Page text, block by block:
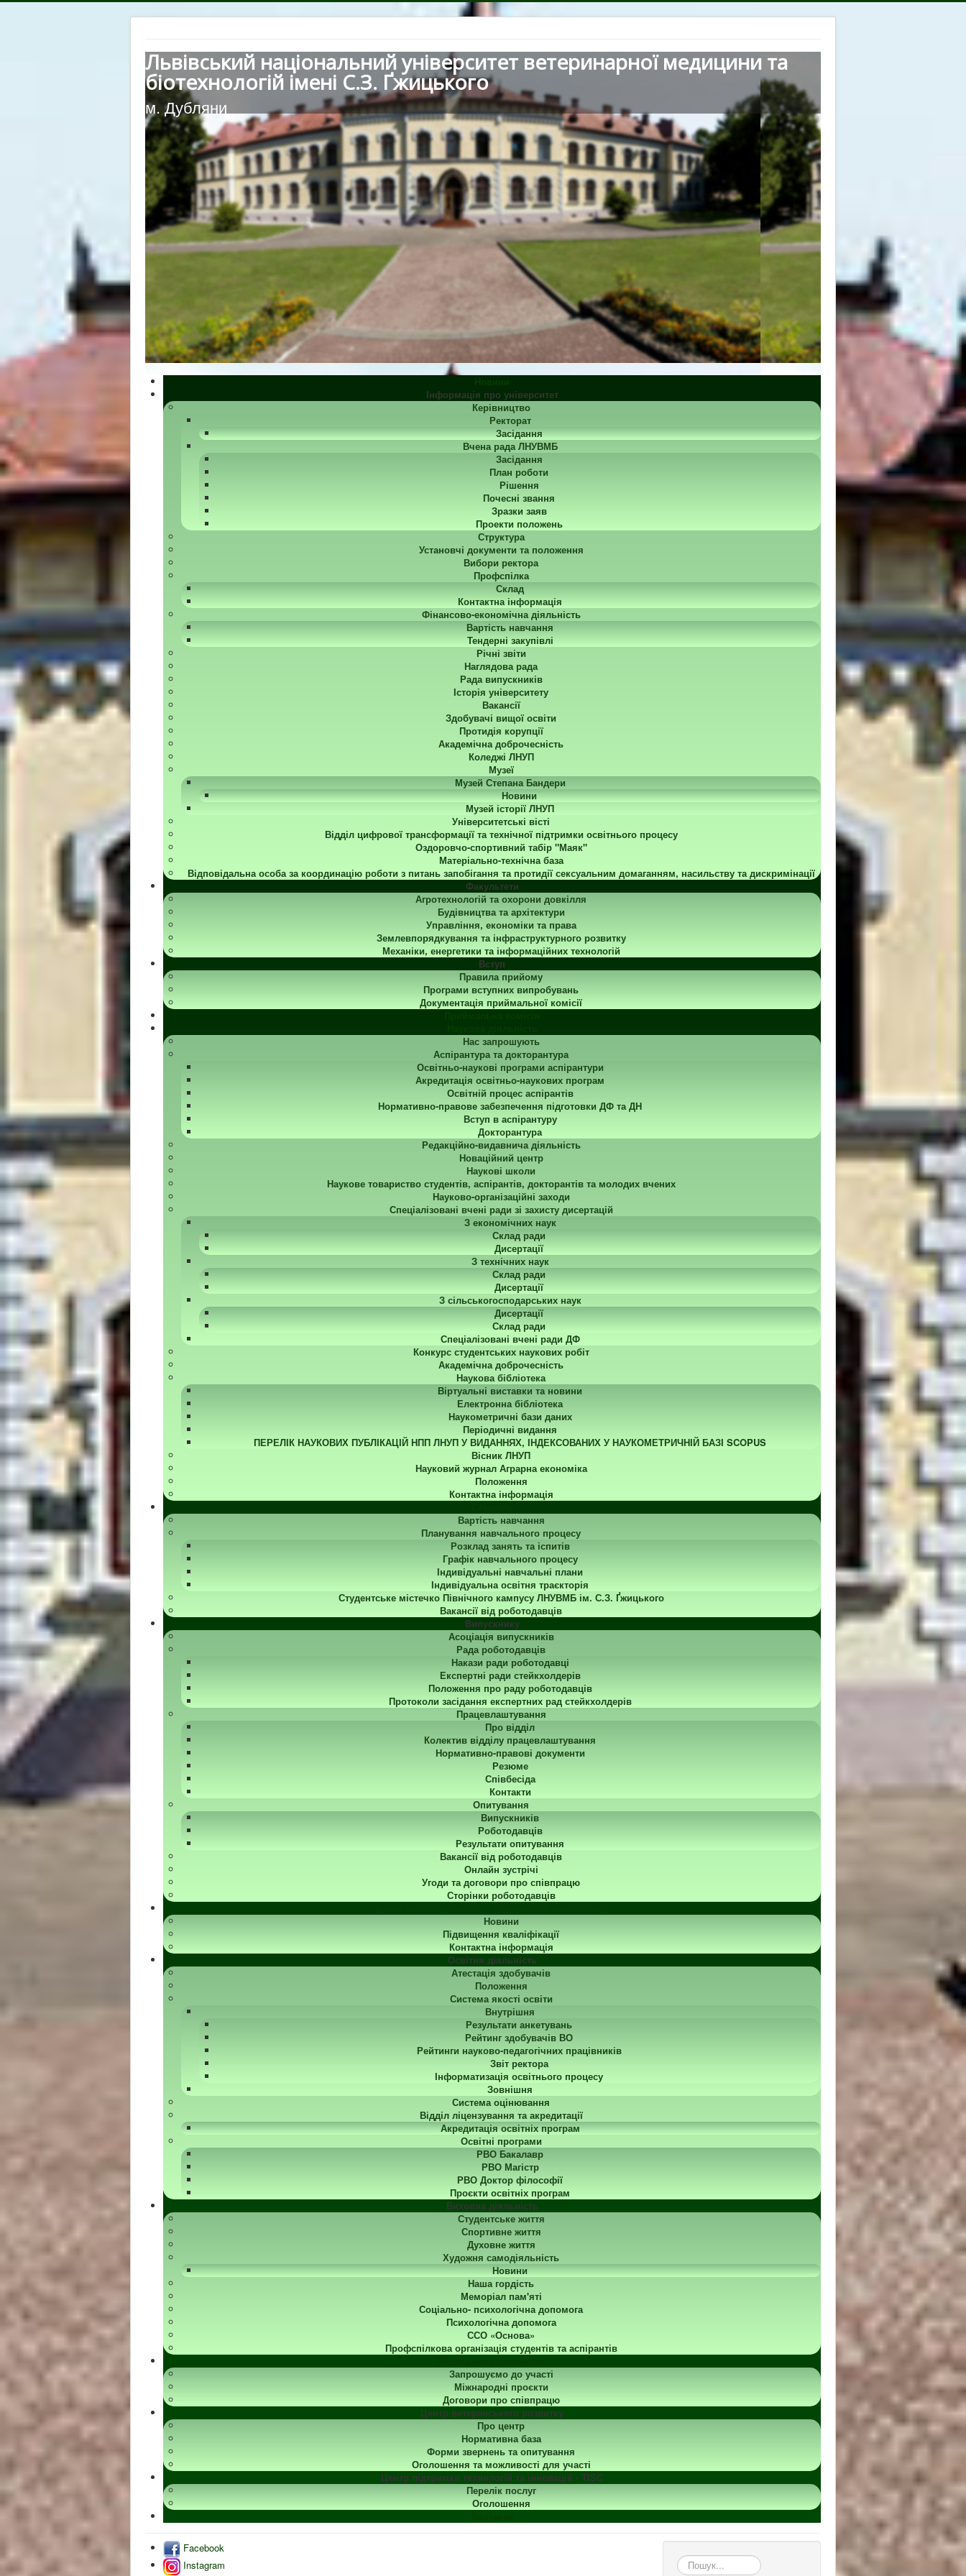
Львівський національний університет ветеринарної медицини та
біотехнологій імені С.З. Ґжицького
м. Дубляни
Інформація про університет
Керівництво
Ректорат
Засідання
Вчена рада ЛНУВМБ
Засідання
План роботи
Рішення
Почесні звання
Зразки заяв
Проекти положень
Структура
Установчі документи та положення
Вибори ректора
Профспілка
Склад
Контактна інформація
Фінансово-економічна діяльність
Вартість навчання
Тендерні закупівлі
Річні звіти
Наглядова рада
Рада випускників
Історія університету
Вакансії
Здобувачі вищої освіти
Протидія корупції
Академічна доброчесність
Коледжі ЛНУП
Музеї
Музей Степана Бандери
Новини
Музей історії ЛНУП
Університетські вісті
Відділ цифрової трансформації та технічної підтримки освітнього процесу
Оздоровчо-спортивний табір "Маяк"
Матеріально-технічна база
Відповідальна особа за координацію роботи з питань запобігання та протидії сексуальним домаганням, насильству та дискримінації
Факультети
Агротехнологій та охорони довкілля
Будівництва та архітектури
Управління, економіки та права
Землевпорядкування та інфраструктурного розвитку
Механіки, енергетики та інформаційних технологій
Вступ
Правила прийому
Програми вступних випробувань
Документація приймальної комісії
Нас запрошують
Аспірантура та докторантура
Освітньо-наукові програми аспірантури
Акредитація освітньо-наукових програм
Освітній процес аспірантів
Нормативно-правове забезпечення підготовки ДФ та ДН
Вступ в аспірантуру
Докторантура
Редакційно-видавнича діяльність
Новаційний центр
Наукові школи
Наукове товариство студентів, аспірантів, докторантів та молодих вчених
Науково-організаційні заходи
Спеціалізовані вчені ради зі захисту дисертацій
З економічних наук
Склад ради
Дисертації
З технічних наук
Склад ради
Дисертації
З сільськогосподарських наук
Дисертації
Склад ради
Спеціалізовані вчені ради ДФ
Конкурс студентських наукових робіт
Академічна доброчесність
Наукова бібліотека
Віртуальні виставки та новини
Електронна бібліотека
Наукометричні бази даних
Періодичні видання
ПЕРЕЛІК НАУКОВИХ ПУБЛІКАЦІЙ НПП ЛНУП У ВИДАННЯХ, ІНДЕКСОВАНИХ У НАУКОМЕТРИЧНІЙ БАЗІ SCOPUS
Вісник ЛНУП
Науковий журнал Аграрна економіка
Положення
Контактна інформація
Вартість навчання
Планування навчального процесу
Розклад занять та іспитів
Графік навчального процесу
Індивідуальні навчальні плани
Індивідуальна освітня траєкторія
Студентське містечко Північного кампусу ЛНУВМБ ім. С.З. Ґжицького
Вакансії від роботодавців
Випускнику
Асоціація випускників
Рада роботодавців
Накази ради роботодавці
Експертні ради стейкхолдерів
Положення про раду роботодавців
Протоколи засідання експертних рад стейкхолдерів
Працевлаштування
Про відділ
Колектив відділу працевлаштування
Нормативно-правові документи
Резюме
Співбесіда
Контакти
Опитування
Випускників
Роботодавців
Результати опитування
Вакансії від роботодавців
Онлайн зустрічі
Угоди та договори про співпрацю
Сторінки роботодавців
Новини
Підвищення кваліфікації
Контактна інформація
Освітня діяльність
Атестація здобувачів
Положення
Система якості освіти
Внутрішня
Результати анкетувань
Рейтинг здобувачів ВО
Рейтинги науково-педагогічних працівників
Звіт ректора
Інформатизація освітнього процесу
Зовнішня
Система оцінювання
Відділ ліцензування та акредитації
Акредитація освітніх програм
Освітні програми
РВО Бакалавр
РВО Магістр
РВО Доктор філософії
Проєкти освітніх програм
Виховна діяльність
Студентське життя
Спортивне життя
Духовне життя
Художня самодіяльність
Новини
Наша гордість
Меморіал пам'яті
Соціально- психологічна допомога
Психологічна допомога
ССО «Основа»
Профспілкова організація студентів та аспірантів
Запрошуємо до участі
Міжнародні проєкти
Договори про співпрацю
Центр ветеранського розвитку
Про центр
Нормативна база
Форми звернень та опитування
Оголошення та можливості для участі
Центр підтримки технологій та інновацій - TISC
Перелік послуг
Оголошення
Facebook
Instagram
пошук